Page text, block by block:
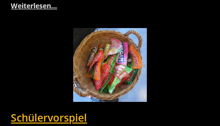
Weiterlesen…
Schülervorspiel